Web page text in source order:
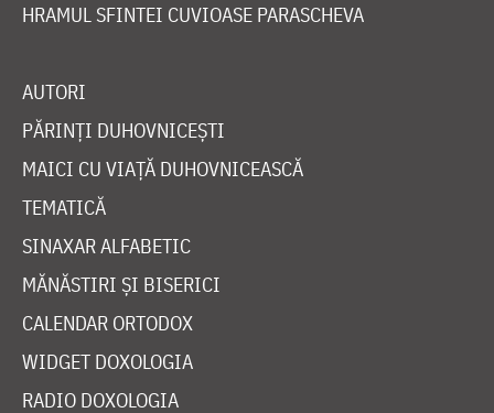
HRAMUL SFINTEI CUVIOASE PARASCHEVA
AUTORI
PĂRINȚI DUHOVNICEȘTI
MAICI CU VIAȚĂ DUHOVNICEASCĂ
TEMATICĂ
SINAXAR ALFABETIC
MĂNĂSTIRI ȘI BISERICI
CALENDAR ORTODOX
WIDGET DOXOLOGIA
RADIO DOXOLOGIA